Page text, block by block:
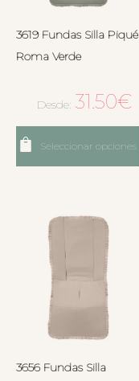
3619 Fundas Silla Piqué
Roma Verde
Desde: 31.50€
Seleccionar opciones
3656 Fundas Silla